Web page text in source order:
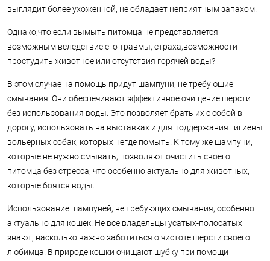
выглядит более ухоженной, не обладает неприятным запахом.
Однако,что если вымыть питомца не представляется
возможным вследствие его травмы, страха,возможности
простудить животное или отсутствия горячей воды?
В этом случае на помощь придут шампуни, не требующие
смывания. Они обеспечивают эффективное очищение шерсти
без использования воды. Это позволяет брать их с собой в
дорогу, использовать на выставках и для поддержания гигиены
вольерных собак, которых негде помыть. К тому же шампуни,
которые не нужно смывать, позволяют очистить своего
питомца без стресса, что особенно актуально для животных,
которые боятся воды.
Использование шампуней, не требующих смывания, особенно
актуально для кошек. Не все владельцы усатых-полосатых
знают, насколько важно заботиться о чистоте шерсти своего
любимца. В природе кошки очищают шубку при помощи